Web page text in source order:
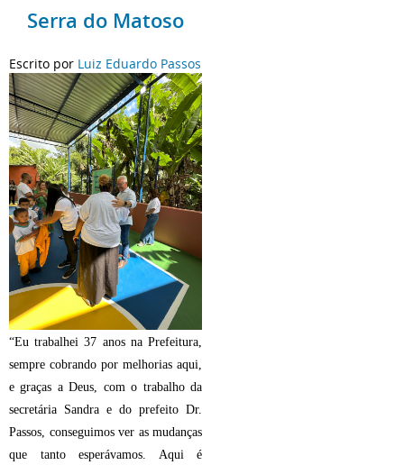
Serra do Matoso
Escrito por Luiz Eduardo Passos
“Eu trabalhei 37 anos na Prefeitura,
sempre cobrando por melhorias aqui,
e graças a Deus, com o trabalho da
secretária Sandra e do prefeito Dr.
Passos, conseguimos ver as mudanças
que tanto esperávamos. Aqui é